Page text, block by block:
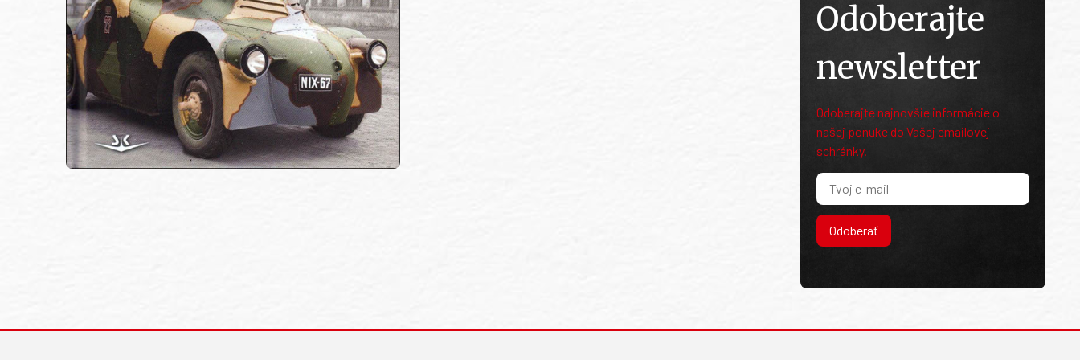
Odoberajte
newsletter
Odoberajte najnovšie informácie o
našej ponuke do Vašej emailovej
schránky.
Odoberať